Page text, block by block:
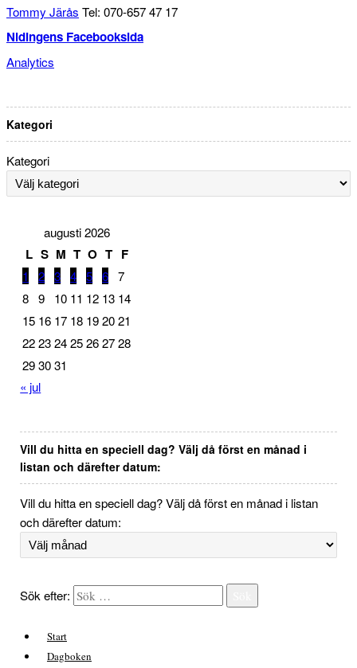
Tommy Järås Tel: 070-657 47 17
Nidingens Facebooksida
Analytics
Kategori
Kategori
augusti 2026
L S M T O T F
1 2 3 4 5 6 7
8 9 10 11 12 13 14
15 16 17 18 19 20 21
22 23 24 25 26 27 28
29 30 31
« jul
Vill du hitta en speciell dag? Välj då först en månad i
listan och därefter datum:
Vill du hitta en speciell dag? Välj då först en månad i listan
och därefter datum:
Sök efter:
Start
Dagboken